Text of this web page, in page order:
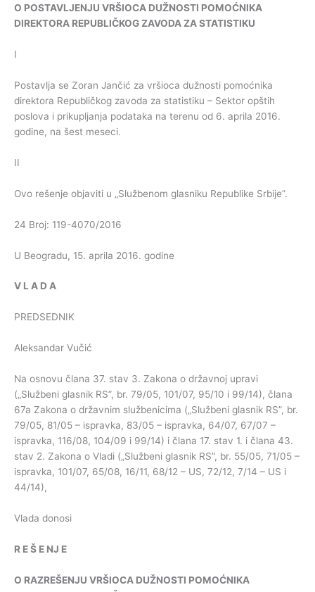
O POSTAVLJENJU VRŠIOCA DUŽNOSTI POMOĆNIKA
DIREKTORA REPUBLIČKOGZAVODAZASTATISTIKU
I
Postavlja se Zoran Jančić za vršioca dužnosti pomoćnika
direktora Republičkog zavoda za statistiku – Sektor opštih
poslova i prikupljanja podataka na terenu od 6. aprila 2016.
godine, na šest meseci.
II
Ovo rešenje objaviti u „Službenom glasniku Republike Srbije”.
24 Broj: 119-4070/2016
U Beogradu, 15. aprila 2016. godine
V LA D A
PREDSEDNIK
Aleksandar Vučić
Na osnovu člana 37. stav 3. Zakona o državnoj upravi
(„Službeni glasnik RS”, br. 79/05, 101/07, 95/10 i 99/14), člana
67a Zakona o državnim službenicima („Službeni glasnik RS”, br.
79/05, 81/05 – ispravka, 83/05 – ispravka, 64/07, 67/07 –
ispravka, 116/08, 104/09 i 99/14) i člana 17. stav 1. i člana 43.
stav 2. Zakona o Vladi („Službeni glasnik RS”, br. 55/05, 71/05 –
ispravka, 101/07, 65/08, 16/11, 68/12 – US, 72/12, 7/14 – US i
44/14),
Vlada donosi
R EŠ E NJ E
O RAZREŠENJU VRŠIOCA DUŽNOSTI POMOĆNIKA